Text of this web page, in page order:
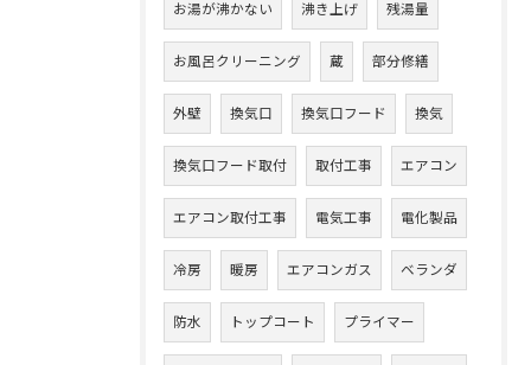
お湯が沸かない 沸き上げ 残湯量
お風呂クリーニング 蔵 部分修繕
外壁 換気口 換気口フード 換気
換気口フード取付 取付工事 エアコン
エアコン取付工事 電気工事 電化製品
冷房 暖房 エアコンガス ベランダ
防水 トップコート プライマー